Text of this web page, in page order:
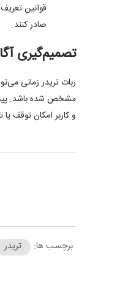
قوانین
صادر کنند.
تصمیم‌گیری
ربات تریدر زمانی
مشخص شده باشد. پیش
و کاربر امکان توقف
برچسب ها: تریدر